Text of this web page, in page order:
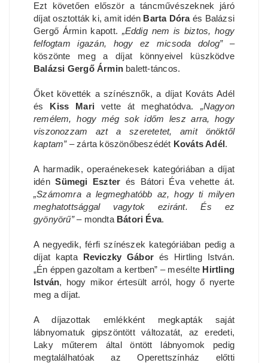
Ezt követően először a táncművészeknek járó
díjat osztották ki, amit idén Barta Dóraés Balázsi
Gergő Ármin kapott. „Eddig nem is biztos, hogy
felfogtam igazán, hogy ez micsoda dolog”–
köszönte meg a díjat könnyeivel küszködve
Balázsi Gergő Ármin balett-táncos.
Őket követték a színésznők, a díjat Kováts Adél
és Kiss Mari vette át meghatódva. „Nagyon
remélem, hogy még sok időm lesz arra, hogy
viszonozzam azt a szeretetet, amit önöktől
kaptam”– zárta köszönőbeszédét Kováts Adél.
A harmadik, operaénekesek kategóriában a díjat
idénSümegi Eszter és Bátori Éva vehette át.
„Számomra a legmeghatóbb az, hogy ti milyen
meghatottsággal vagytok eziránt. És ez
gyönyörű”– mondta Bátori Éva.
A negyedik, férfi színészek kategóriában pedig a
díjat kapta Reviczky Gábor és Hirtling István.
„Én éppen gazoltam a kertben” – mesélte Hirtling
István, hogy mikor értesült arról, hogy ő nyerte
meg a díjat.
A díjazottak emlékként megkapták saját
lábnyomatuk gipszöntött változatát, az eredeti,
Laky műterem által öntött lábnyomok pedig
megtalálhatóak az Operettszínház előtti